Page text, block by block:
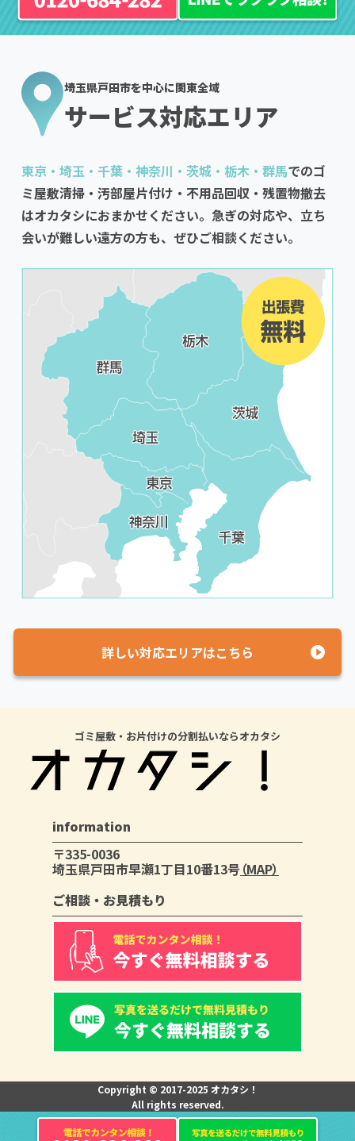
埼玉県戸田市を中心に関東全域
サービス対応エリア
東京・埼玉・千葉・神奈川・茨城・栃木・群馬でのゴ
ミ屋敷清掃・汚部屋片付け・不用品回収・残置物撤去
はオカタシにおまかせください。急ぎの対応や、立ち
会いが難しい遠方の方も、ぜひご相談ください。
詳しい対応エリアはこちら
ゴミ屋敷・お片付けの分割払いならオカタシ
information
〒335-0036
埼玉県戸田市早瀬1丁目10番13号（MAP）
ご相談・お見積もり
Copyright © 2017-2025 オカタシ！
All rights reserved.